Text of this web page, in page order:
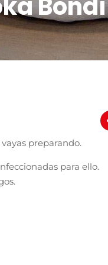
preparando.
para ello.